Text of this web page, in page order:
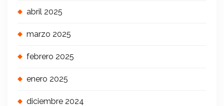
abril 2025
marzo 2025
febrero 2025
enero 2025
diciembre 2024